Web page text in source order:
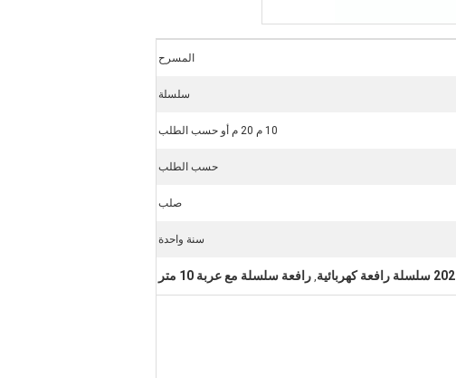
المسرح
سلسلة
10 م 20 م أو حسب الطلب
حسب الطلب
صلب
سنة واحدة
202 سلسلة رافعة كهربائية , رافعة سلسلة مع عربة 10 متر